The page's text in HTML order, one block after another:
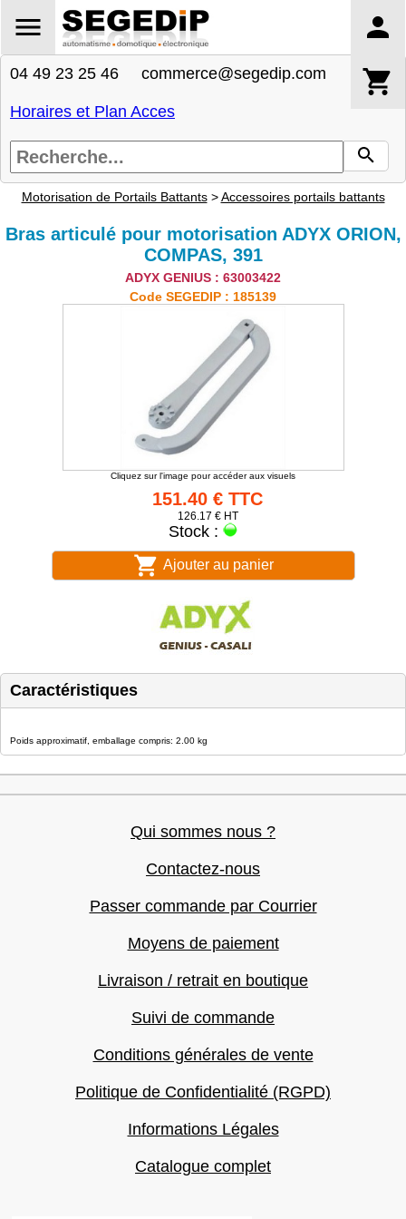
04 49 23 25 46 commerce@segedip.com
Horaires et Plan Acces
Motorisation de Portails Battants>Accessoires portails battants
Bras articulé pour motorisation ADYX ORION,
COMPAS, 391
ADYX GENIUS : 63003422
Code SEGEDIP : 185139
Cliquez sur l'image pour accéder aux visuels
151.40 € TTC
126.17 € HT
Stock :
Ajouter au panier
Caractéristiques
Poids approximatif, emballage compris: 2.00 kg
Qui sommes nous ?
Contactez-nous
Passer commande par Courrier
Moyens de paiement
Livraison / retrait en boutique
Suivi de commande
Conditions générales de vente
Politique de Confidentialité (RGPD)
Informations Légales
Catalogue complet